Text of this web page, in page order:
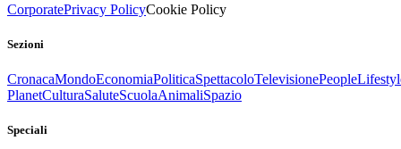
CorporatePrivacy PolicyCookie Policy
Sezioni
CronacaMondoEconomiaPoliticaSpettacoloTelevisionePeople
PlanetCulturaSaluteScuolaAnimaliSpazio
Speciali